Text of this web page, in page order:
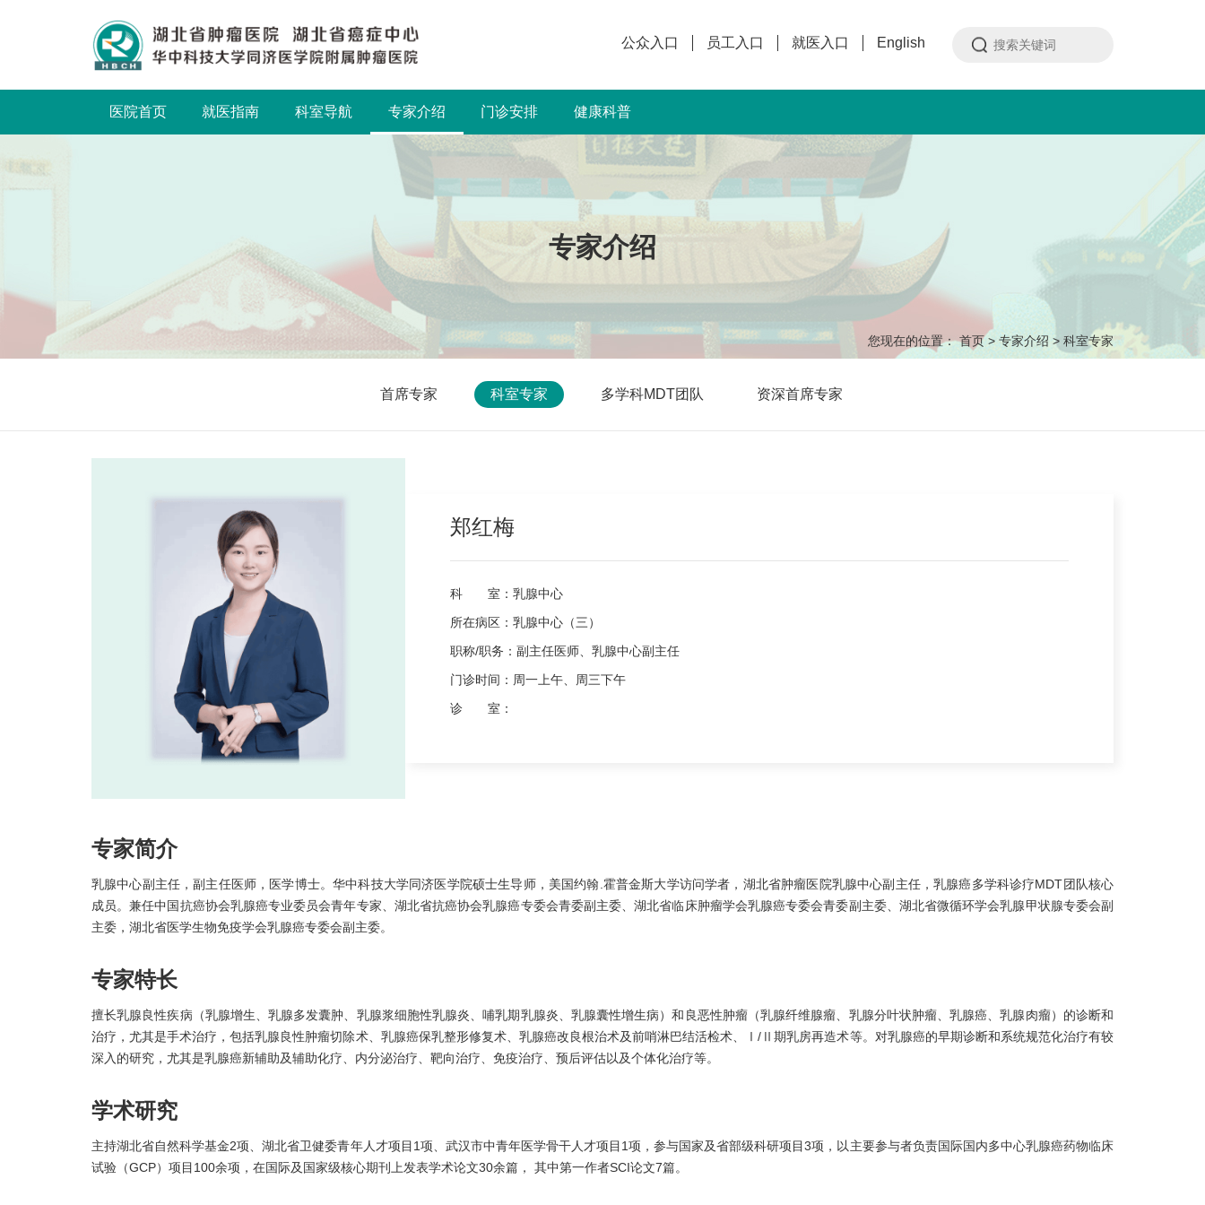
公众入口 员工入口 就医入口 English
医院首页 就医指南 科室导航 专家介绍 门诊安排 健康科普
专家介绍
您现在的位置： 首页> 专家介绍 > 科室专家
首席专家 科室专家 多学科MDT团队 资深首席专家
郑红梅
科 室： 乳腺中心
所在病区： 乳腺中心（三）
职称/职务： 副主任医师、乳腺中心副主任
门诊时间： 周一上午、周三下午
诊 室：
专家简介
乳腺中心副主任，副主任医师，医学博士。华中科技大学同济医学院硕士生导师，美国约翰.霍普金斯大学访问学者，湖北省肿瘤医院乳腺中心副主任，乳腺癌多学科诊疗MDT团队核心
成员。兼任中国抗癌协会乳腺癌专业委员会青年专家、湖北省抗癌协会乳腺癌专委会青委副主委、湖北省临床肿瘤学会乳腺癌专委会青委副主委、湖北省微循环学会乳腺甲状腺专委会副
主委，湖北省医学生物免疫学会乳腺癌专委会副主委。
专家特长
擅长乳腺良性疾病（乳腺增生、乳腺多发囊肿、乳腺浆细胞性乳腺炎、哺乳期乳腺炎、乳腺囊性增生病）和良恶性肿瘤（乳腺纤维腺瘤、乳腺分叶状肿瘤、乳腺癌、乳腺肉瘤）的诊断和
治疗，尤其是手术治疗，包括乳腺良性肿瘤切除术、乳腺癌保乳整形修复术、乳腺癌改良根治术及前哨淋巴结活检术、Ⅰ/Ⅱ期乳房再造术等。对乳腺癌的早期诊断和系统规范化治疗有较
深入的研究，尤其是乳腺癌新辅助及辅助化疗、内分泌治疗、靶向治疗、免疫治疗、预后评估以及个体化治疗等。
学术研究
主持湖北省自然科学基金2项、湖北省卫健委青年人才项目1项、武汉市中青年医学骨干人才项目1项，参与国家及省部级科研项目3项，以主要参与者负责国际国内多中心乳腺癌药物临床
试验（GCP）项目100余项，在国际及国家级核心期刊上发表学术论文30余篇， 其中第一作者SCI论文7篇。